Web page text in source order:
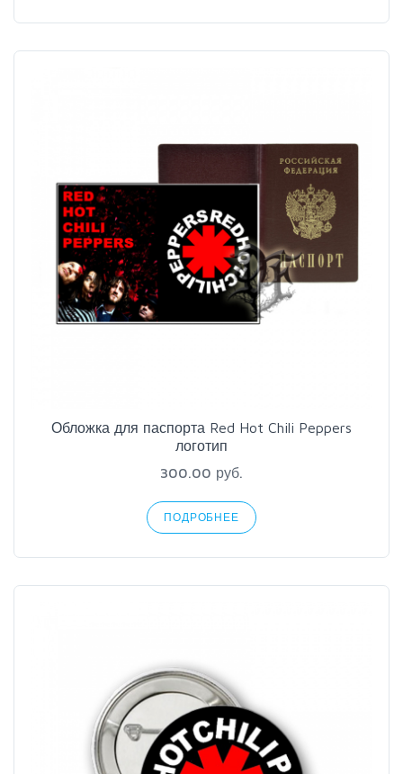
Обложка для паспорта Red Hot Chili Peppers
логотип
300.00 руб.
ПОДРОБНЕЕ